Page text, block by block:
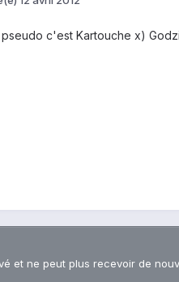
c'est Kartouche x)
et ne peut plus recevoir de